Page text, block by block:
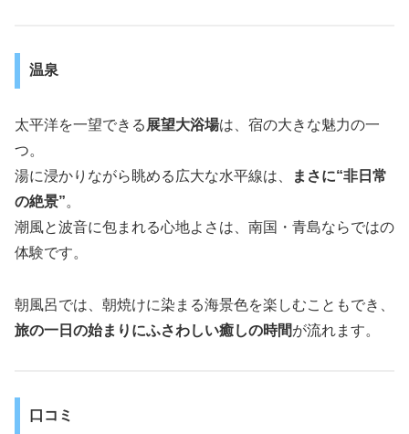
温泉
太平洋を一望できる 展望大浴場は、宿の大きな魅力の一
つ。
湯に浸かりながら眺める広大な水平線は、
まさに“非日常
の絶景”。
潮風と波音に包まれる心地よさは、南国・青島ならではの
体験です。
朝風呂では、朝焼けに染まる海景色を楽しむこともでき、
旅の一日の始まりにふさわしい癒しの時間が流れます。
口コミ